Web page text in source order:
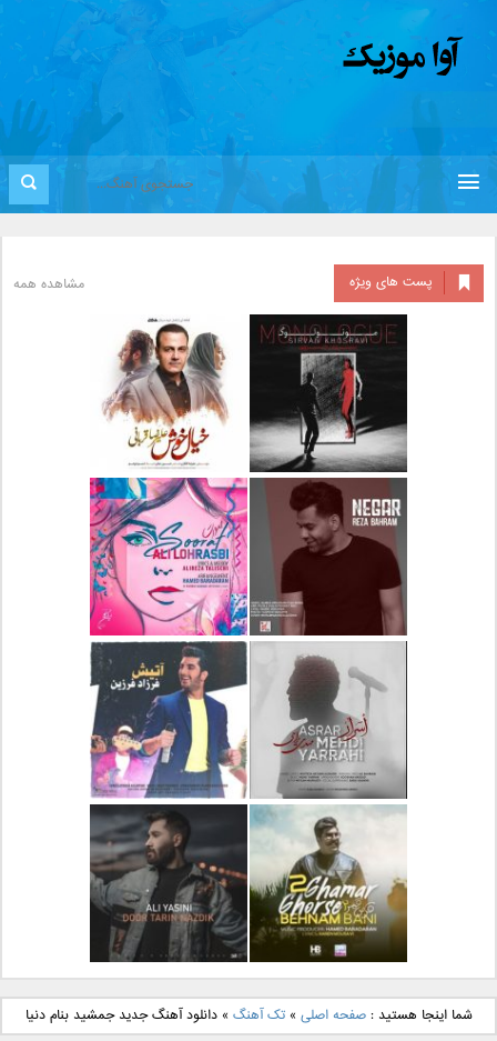
پست های ویژه مشاهده همه
دانلود آلبوم جدید سیروان
خسروی بنام مونولوگ
دانلود آهنگ جدید علیرضا
قربانی بنام خیال خوش
دانلود آهنگ جدید رضا
بهرام بنام نگار
دانلود آهنگ جدید علی
لهراسبی بنام صورت
دانلود آهنگ جدید مهدی
یراحی بنام اسرار
دانلود آهنگ جدید فرزاد
فرزین بنام آتیش
دانلود آهنگ جدید بهنام
بانی بنام قرص قمر 2
دانلود آهنگ جدید علی
یاسینی بنام دورترین نزدیک
شما اینجا هستید :صفحه اصلی »تک آهنگ »دانلود آهنگ جدید جمشید بنام دنیا